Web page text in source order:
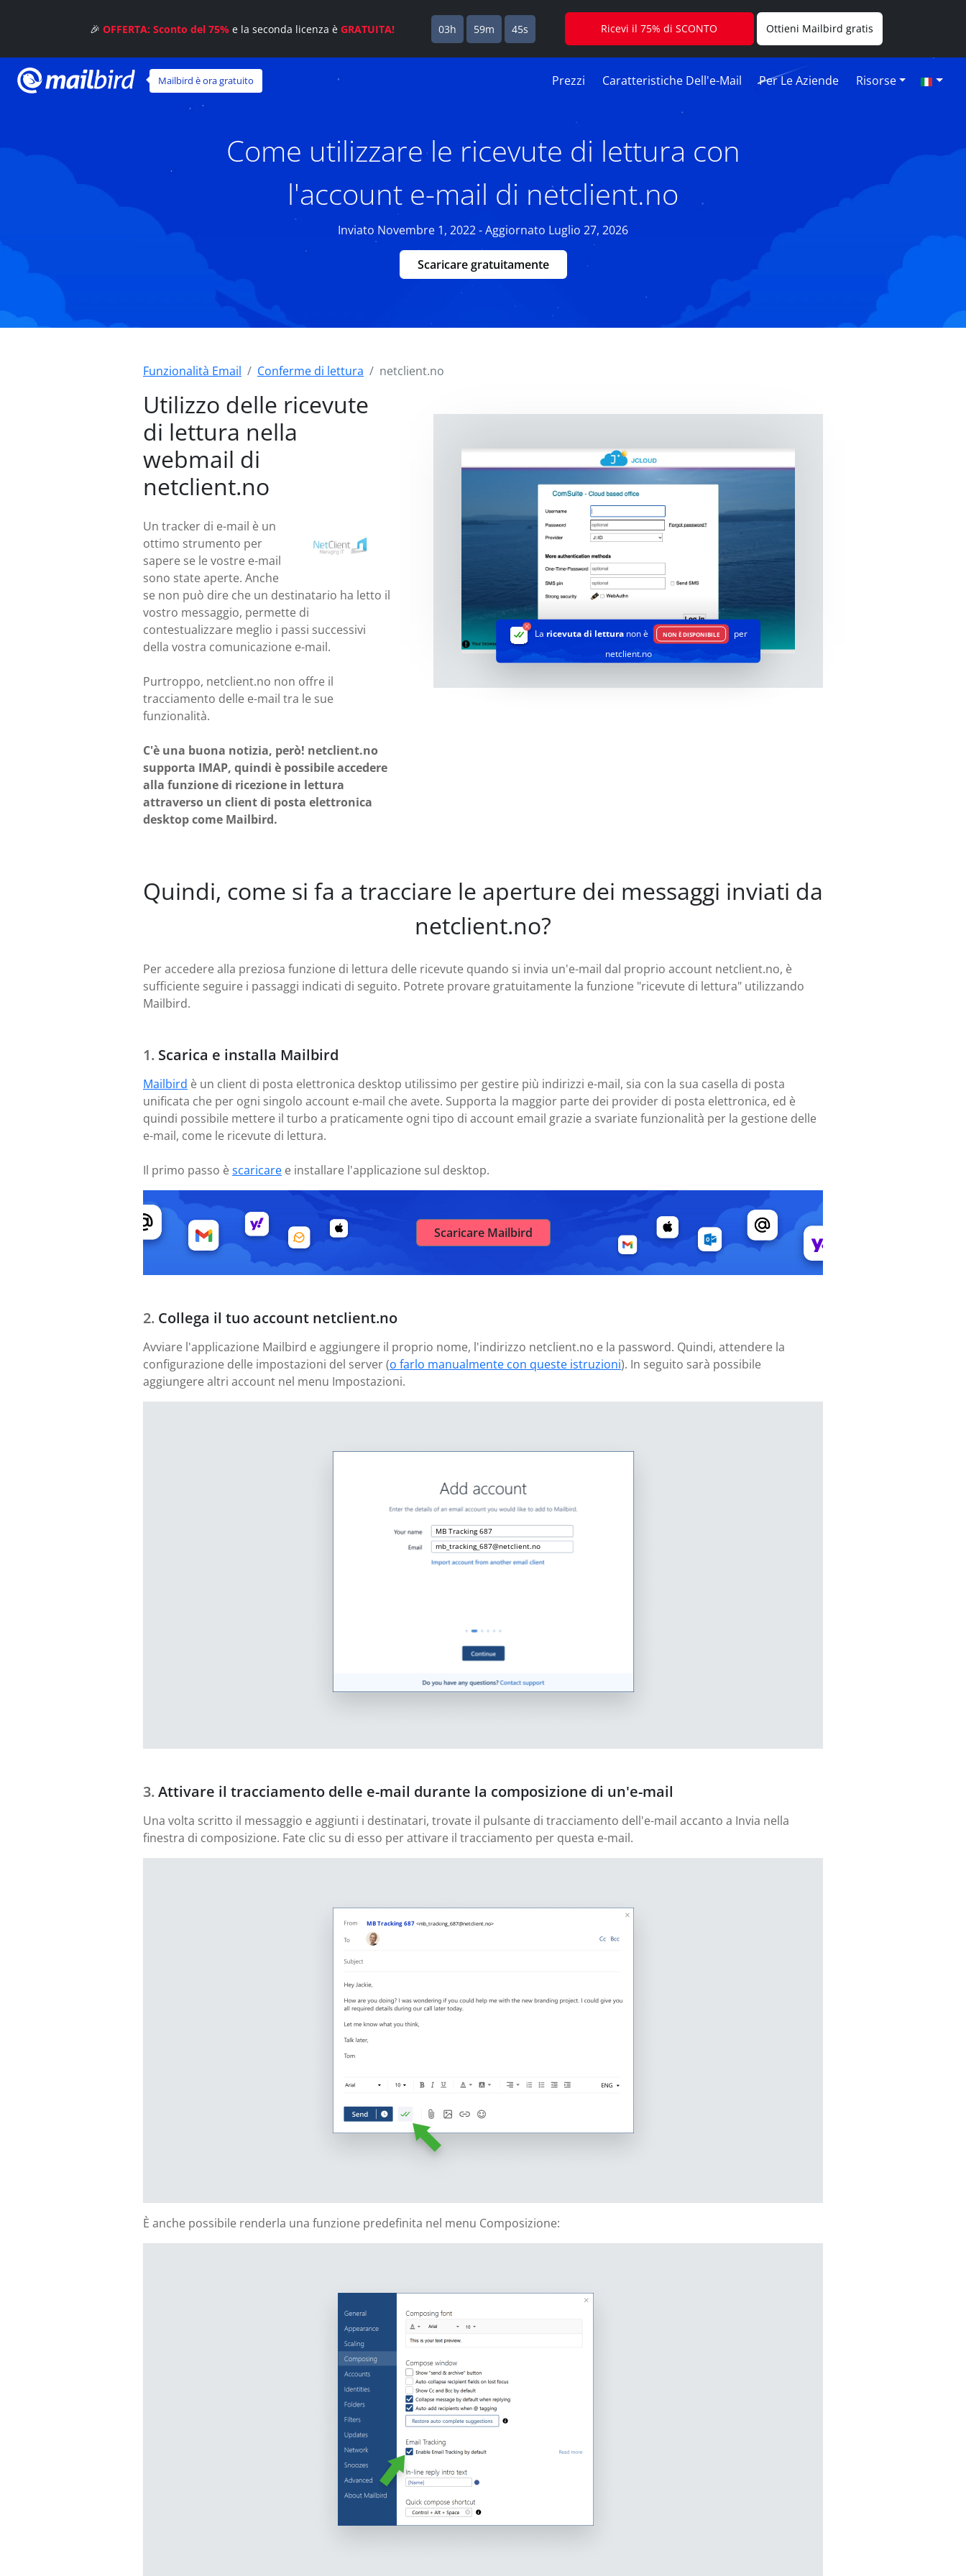
Mailbird è ora gratuito Prezzi Caratteristiche Dell'e-Mail Per Le Aziende Risorse
Come utilizzare le ricevute di lettura con
l'account e-mail di netclient.no
Inviato Novembre 1, 2022 - Aggiornato Luglio 27, 2026
Scaricare gratuitamente
Funzionalità Email Conferme di lettura netclient.no
Utilizzo delle ricevute
di lettura nella
webmail di
netclient.no
Un tracker di e-mail è un
ottimo strumento per
sapere se le vostre e-mail
sono state aperte. Anche
se non può dire che un destinatario ha letto il
vostro messaggio, permette di
contestualizzare meglio i passi successivi
della vostra comunicazione e-mail.
Purtroppo, netclient.no non offre il
tracciamento delle e-mail tra le sue
funzionalità.
C'è una buona notizia, però! netclient.no
supporta IMAP, quindi è possibile accedere
alla funzione di ricezione in lettura
attraverso un client di posta elettronica
desktop come Mailbird.
La ricevuta di lettura non è NON È DISPONIBILE
per
netclient.no
Quindi, come si fa a tracciare le aperture dei messaggi inviati da
netclient.no?
Per accedere alla preziosa funzione di lettura delle ricevute quando si invia un'e-mail dal proprio account netclient.no, è
sufficiente seguire i passaggi indicati di seguito. Potrete provare gratuitamente la funzione "ricevute di lettura" utilizzando
Mailbird.
Scarica e installa Mailbird
Mailbird è un client di posta elettronica desktop utilissimo per gestire più indirizzi e-mail, sia con la sua casella di posta
unificata che per ogni singolo account e-mail che avete. Supporta la maggior parte dei provider di posta elettronica, ed è
quindi possibile mettere il turbo a praticamente ogni tipo di account email grazie a svariate funzionalità per la gestione delle
e-mail, come le ricevute di lettura.
Il primo passo èscaricare e installare l'applicazione sul desktop.
Scaricare Mailbird
Collega il tuo account netclient.no
Avviare l'applicazione Mailbird e aggiungere il proprio nome, l'indirizzo netclient.no e la password. Quindi, attendere la
configurazione delle impostazioni del server (o farlo manualmente con queste istruzioni). In seguito sarà possibile
aggiungere altri account nel menu Impostazioni.
MB Tracking 687
mb_tracking_687@netclient.no
Attivare il tracciamento delle e-mail durante la composizione di un'e-mail
Una volta scritto il messaggio e aggiunti i destinatari, trovate il pulsante di tracciamento dell'e-mail accanto a Invia nella
finestra di composizione. Fate clic su di esso per attivare il tracciamento per questa e-mail.
MB Tracking 687 <mb_tracking_687@netclient.no>
È anche possibile renderla una funzione predefinita nel menu Composizione:
🎉OFFERTA: Sconto del 75% e la seconda licenza èGRATUITA! 03h 59m 44s Ricevi il 75% di SCONTO Ottieni Mailbird gratis